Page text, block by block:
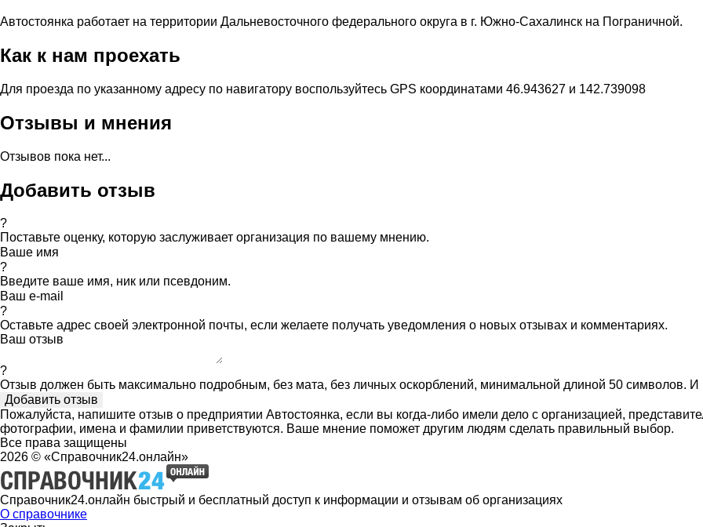
Автостоянка работает на территории Дальневосточного федерального округа в г. Южно-Сахалинск на Пограничной.
Как к нам проехать
Для проезда по указанному адресу по навигатору воспользуйтесь GPS координатами 46.943627 и 142.739098
Отзывы и мнения
Отзывов пока нет...
Добавить отзыв
?
Поставьте оценку, которую заслуживает организация по вашему мнению.
Ваше имя
?
Введите ваше имя, ник или псевдоним.
Ваш e-mail
?
Оставьте адрес своей электронной почты, если желаете получать уведомления о новых отзывах и комментариях.
Ваш отзыв
?
Отзыв должен быть максимально подробным, без мата, без личных оскорблений, минимальной длиной 50 символов.
Пожалуйста, напишите отзыв о предприятии Автостоянка, если вы когда-либо имели дело с организацией,
фотографии, имена и фамилии приветствуются. Ваше мнение поможет другим людям сделать правильный выбор.
Все права защищены
2026 © «Справочник24.онлайн»
Справочник24.онлайн быстрый и бесплатный доступ к информации и отзывам об организациях
О справочнике